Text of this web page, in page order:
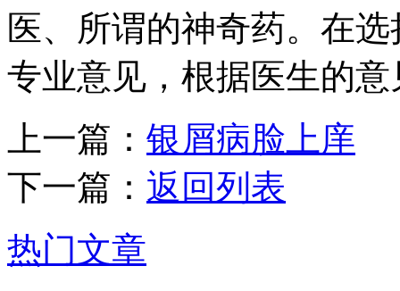
医、所谓的神奇药。在
专业意见，根据医生的
上一篇： 银屑病脸上庠
下一篇： 返回列表
热门文章